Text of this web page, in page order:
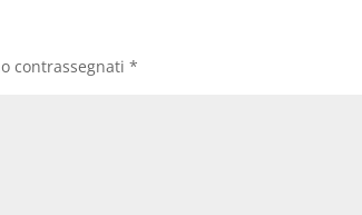
contrassegnati*